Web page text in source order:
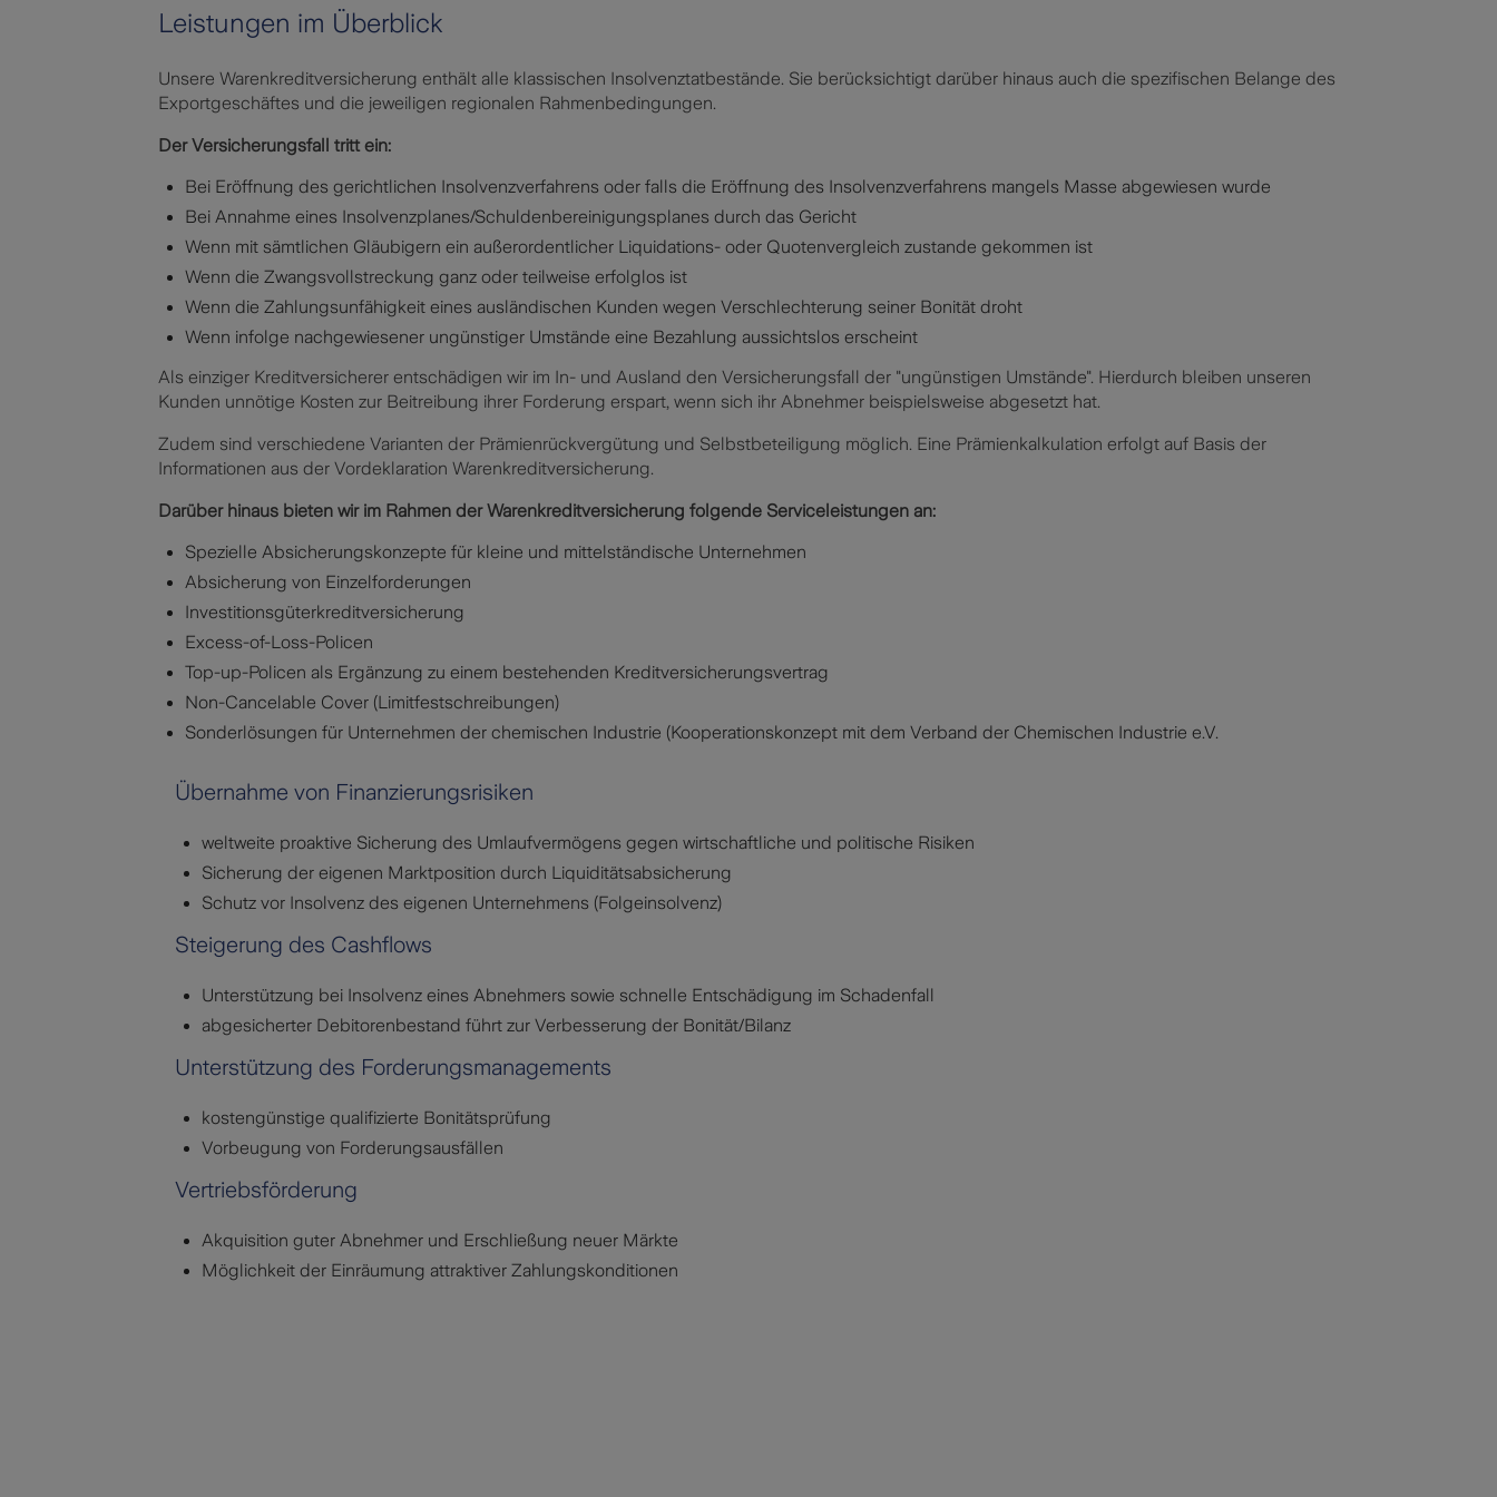
Leistungen im Überblick
Unsere Warenkreditversicherung enthält alle klassischen Insolvenztatbestände. Sie berücksichtigt darüber hinaus auch die spezifischen Belange des
Exportgeschäftes und die jeweiligen regionalen Rahmenbedingungen.
Der Versicherungsfall tritt ein:
Bei Eröffnung des gerichtlichen Insolvenzverfahrens oder falls die Eröffnung des Insolvenzverfahrens mangels Masse abgewiesen wurde
Bei Annahme eines Insolvenzplanes/Schuldenbereinigungsplanes durch das Gericht
Wenn mit sämtlichen Gläubigern ein außerordentlicher Liquidations- oder Quotenvergleich zustande gekommen ist
Wenn die Zwangsvollstreckung ganz oder teilweise erfolglos ist
Wenn die Zahlungsunfähigkeit eines ausländischen Kunden wegen Verschlechterung seiner Bonität droht
Wenn infolge nachgewiesener ungünstiger Umstände eine Bezahlung aussichtslos erscheint
Als einziger Kreditversicherer entschädigen wir im In- und Ausland den Versicherungsfall der "ungünstigen Umstände". Hierdurch bleiben unseren
Kunden unnötige Kosten zur Beitreibung ihrer Forderung erspart, wenn sich ihr Abnehmer beispielsweise abgesetzt hat.
Zudem sind verschiedene Varianten der Prämienrückvergütung und Selbstbeteiligung möglich. Eine Prämienkalkulation erfolgt auf Basis der
Informationen aus der Vordeklaration Warenkreditversicherung.
Darüber hinaus bieten wir im Rahmen der Warenkreditversicherung folgende Serviceleistungen an:
Spezielle Absicherungskonzepte für kleine und mittelständische Unternehmen
Absicherung von Einzelforderungen
Investitionsgüterkreditversicherung
Excess-of-Loss-Policen
Top-up-Policen als Ergänzung zu einem bestehenden Kreditversicherungsvertrag
Non-Cancelable Cover (Limitfestschreibungen)
Sonderlösungen für Unternehmen der chemischen Industrie (Kooperationskonzept mit dem Verband der Chemischen Industrie e.V.
Übernahme von Finanzierungsrisiken
weltweite proaktive Sicherung des Umlaufvermögens gegen wirtschaftliche und politische Risiken
Sicherung der eigenen Marktposition durch Liquiditätsabsicherung
Schutz vor Insolvenz des eigenen Unternehmens (Folgeinsolvenz)
Steigerung des Cashflows
Unterstützung bei Insolvenz eines Abnehmers sowie schnelle Entschädigung im Schadenfall
abgesicherter Debitorenbestand führt zur Verbesserung der Bonität/Bilanz
Unterstützung des Forderungsmanagements
kostengünstige qualifizierte Bonitätsprüfung
Vorbeugung von Forderungsausfällen
Vertriebsförderung
Akquisition guter Abnehmer und Erschließung neuer Märkte
Möglichkeit der Einräumung attraktiver Zahlungskonditionen